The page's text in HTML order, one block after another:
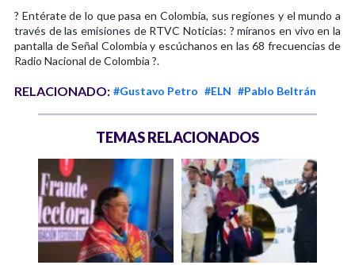
? Entérate de lo que pasa en Colombia, sus regiones y el mundo a
través de las emisiones de RTVC Noticias: ? míranos en vivo en la
pantalla de Señal Colombia y escúchanos en las 68 frecuencias de
Radio Nacional de Colombia ?.
RELACIONADO: #Gustavo Petro #ELN #Pablo Beltrán
TEMAS RELACIONADOS